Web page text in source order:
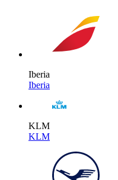
Iberia
Iberia
KLM
KLM